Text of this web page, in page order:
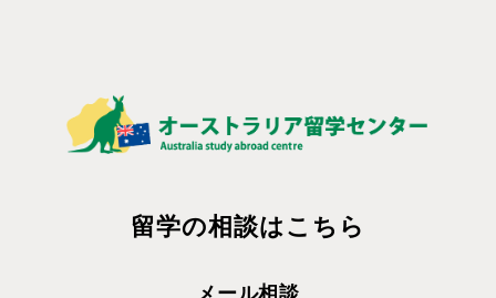
留学の相談はこちら